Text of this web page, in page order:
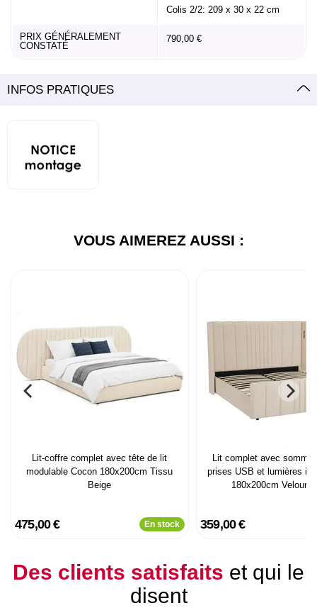
Colis 2/2: 209 x 30 x 22 cm
PRIX GÉNÉRALEMENT
CONSTATÉ
790,00 €
INFOS PRATIQUES
VOUS AIMEREZ AUSSI :
Lit-coffre complet avec tête de lit
modulable Cocon 180x200cm Tissu
Beige
475,00 € En stock
Lit complet avec
prises USB et lumières
180x200cm Velours
359,00 €
Des clients satisfaits et qui le
disent